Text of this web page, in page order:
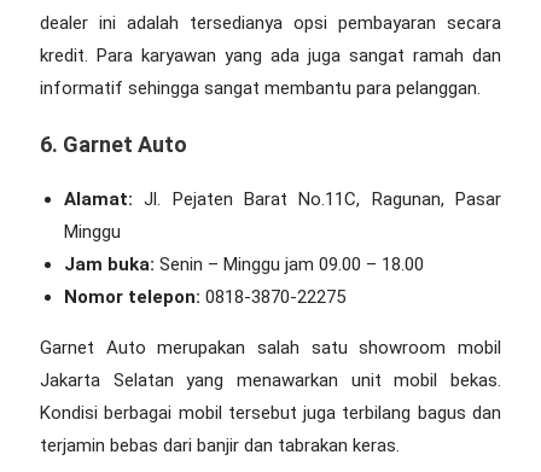
dealer ini adalah tersedianya opsi pembayaran secara
kredit. Para karyawan yang ada juga sangat ramah dan
informatif sehingga sangat membantu para pelanggan.
6. Garnet Auto
Alamat: Jl. Pejaten Barat No.11C, Ragunan, Pasar
Minggu
Jam buka: Senin – Minggu jam 09.00 – 18.00
Nomor telepon: 0818-3870-22275
Garnet Auto merupakan salah satu showroom mobil
Jakarta Selatan yang menawarkan unit mobil bekas.
Kondisi berbagai mobil tersebut juga terbilang bagus dan
terjamin bebas dari banjir dan tabrakan keras.